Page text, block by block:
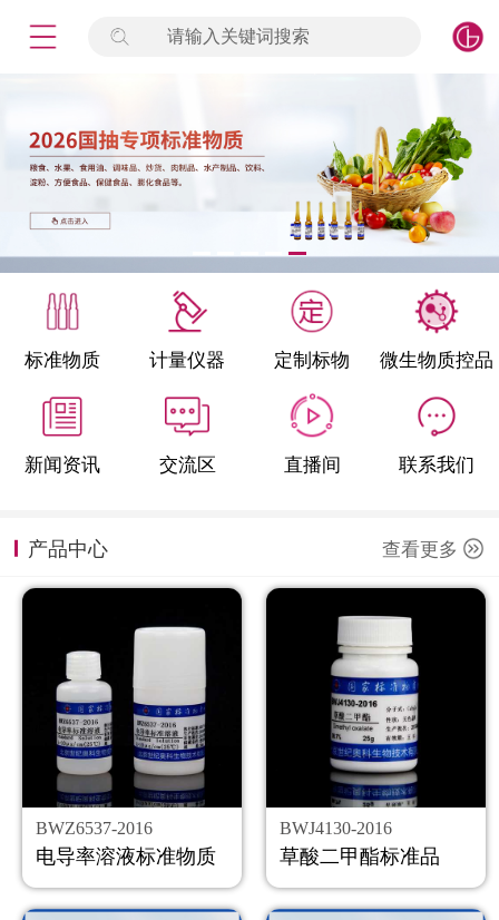
请输入关键词搜索
标准物质 计量仪器 定制标物 微生物质控品
新闻资讯 交流区 直播间 联系我们
产品中心 查看更多
BWZ6537-2016
电导率溶液标准物质
BWJ4130-2016
草酸二甲酯标准品
标准物质
产品专项
微生物检测/质控品
定制标物
定制仪器
新闻资讯
公司主页
购物车
会员中心
联系我们
返回主页